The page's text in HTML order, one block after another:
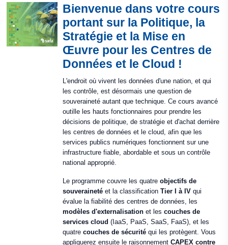
Bienvenue dans votre cours
portant sur la Politique, la
Stratégie et la Mise en
Œuvre pour les Centres de
Données et le Cloud !
L'endroit où vivent les données d'une nation, et qui
les contrôle, est désormais une question de
souveraineté autant que technique. Ce cours avancé
outille les hauts fonctionnaires pour prendre les
décisions de politique, de stratégie et d'achat derrière
les centres de données et le cloud, afin que les
services publics numériques fonctionnent sur une
infrastructure fiable, abordable et sous un contrôle
national approprié.
Le programme couvre les quatre objectifs de
souveraineté et la classification Tier I à IV qui
évalue la fiabilité des centres de données, les
modèles d'externalisation et les couches de
services cloud (IaaS, PaaS, SaaS, FaaS), et les
quatre couches de sécurité qui les protègent. Vous
appliquerez ensuite le raisonnement CAPEX contre